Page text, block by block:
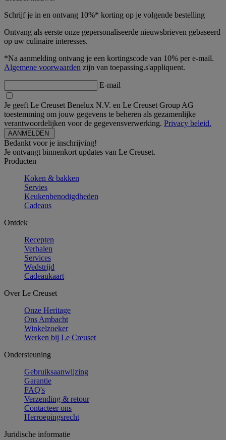
Schrijf je in en ontvang 10%* korting op je volgende bestelling
Ontvang als eerste onze gepersonaliseerde nieuwsbrieven gebaseerd
op uw culinaire interesses.
*Na aanmelding ontvang je een kortingscode van 10% per e-mail.
Algemene voorwaarden zijn van toepassing.s'appliquent.
E-mail
Je geeft Le Creuset Benelux N.V. en Le Creuset Group AG
toestemming om jouw gegevens te beheren als gezamenlijke
verantwoordelijken voor de gegevensverwerking. Privacy beleid.
Bedankt voor je inschrijving!
Je ontvangt binnenkort updates van Le Creuset.
Producten
Koken & bakken
Servies
Keukenbenodigdheden
Cadeaus
Ontdek
Recepten
Verhalen
Services
Wedstrijd
Cadeaukaart
Over Le Creuset
Onze Heritage
Ons Ambacht
Winkelzoeker
Werken bij Le Creuset
Ondersteuning
Gebruiksaanwijzing
Garantie
FAQ's
Verzending & retour
Contacteer ons
Herroepingsrecht
Juridische informatie